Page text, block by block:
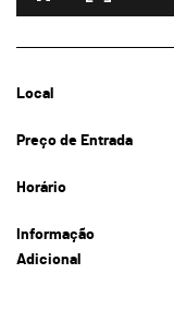
Local
Preço de Entrada
Horário
Informação
Adicional